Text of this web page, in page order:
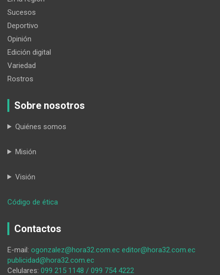
Sucesos
Deportivo
Opinión
Edición digital
Variedad
Rostros
Sobre nosotros
Quiénes somos
Misión
Visión
Código de ética
la
a
quien
Contactos
E-mail: ogonzalez@hora32.com.ec editor@hora32.com.ec
publicidad@hora32.com.ec
Celulares: 099 215 1148 / 099 754 4222